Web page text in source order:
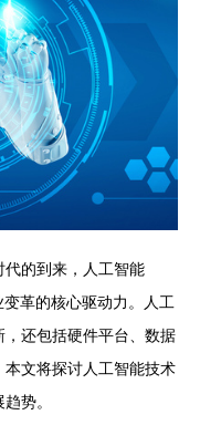
代的到来，人工智能
变革的核心驱动力。人工
还包括硬件平台、数据
文将探讨人工智能技术
势。